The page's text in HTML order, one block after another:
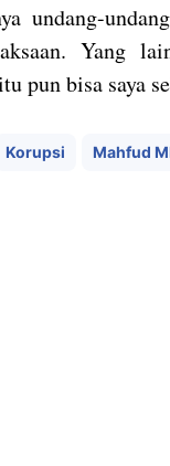
undang-
Yang
pun bisa saya
Korupsi Mahfud